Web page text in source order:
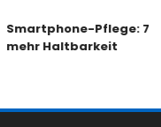
Smartphone-Pflege: 7
mehr Haltbarkeit